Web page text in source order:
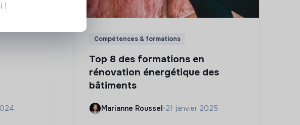
Compétences & formations
Top 8 des formations en
rénovation énergétique des
bâtiments
Marianne Roussel•21 janvier 2025
!